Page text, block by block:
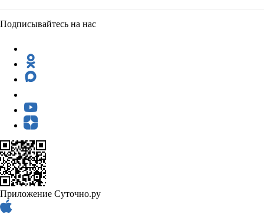
Подписывайтесь на нас
Приложение Суточно.ру